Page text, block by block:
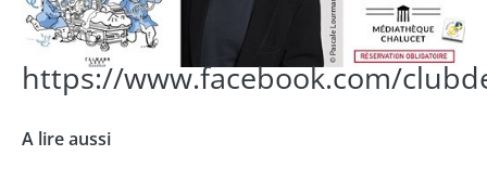
https://www.facebook.com/
A lire aussi